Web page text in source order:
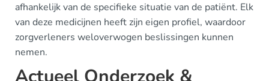
afhankelijk van de specifieke situatie van de patiënt. Elk
van deze medicijnen heeft zijn eigen profiel, waardoor
zorgverleners weloverwogen beslissingen kunnen
nemen.